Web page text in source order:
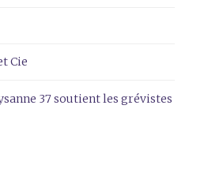
Cie
37 soutient les grévistes